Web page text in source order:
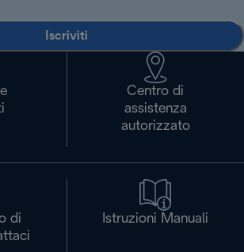
Iscriviti
Centro di
assistenza
autorizzato
di
Istruzioni Manuali